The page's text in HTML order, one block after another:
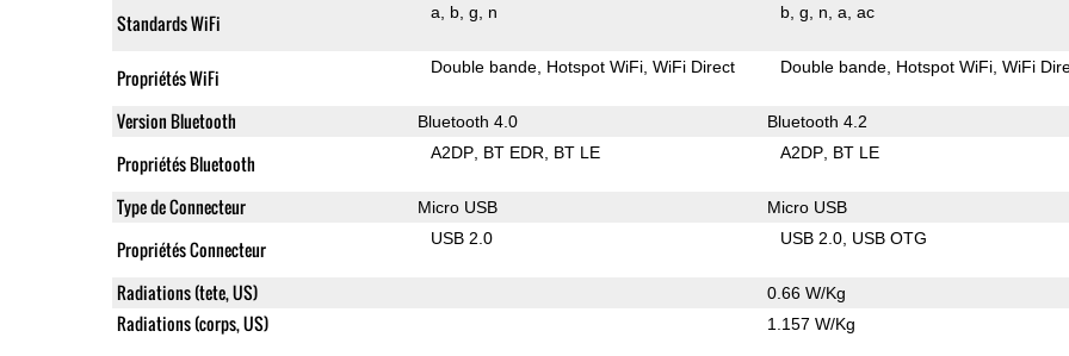
Standards WiFi a b g n b g n a ac
Propriétés WiFi Double bande Hotspot WiFi WiFi Direct Double bande Hotspot WiFi WiFi
Version Bluetooth Bluetooth 4.0 Bluetooth 4.2
Propriétés Bluetooth A2DP BT EDR BT LE A2DP BT LE
Type de Connecteur Micro USB Micro USB
Propriétés Connecteur USB 2.0 USB 2.0 USB OTG
Radiations (tete, US) 0.66 W/Kg
Radiations (corps, US) 1.157 W/Kg